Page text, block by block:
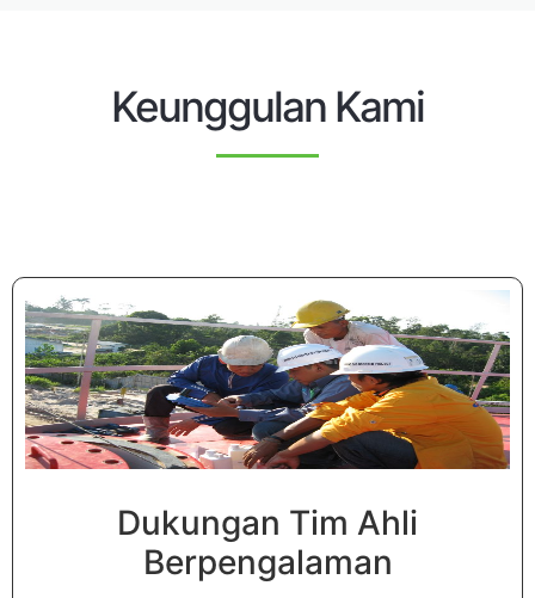
Keunggulan Kami
Dukungan Tim Ahli
Berpengalaman